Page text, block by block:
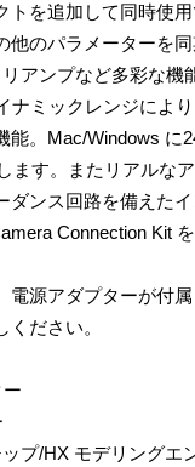
トを追加して同時使
他のパラメーターを同
アンプなど多彩な機
ナミックレンジによ
能。Mac/Windows に
ます。またリアルな
ダンス回路を備えた
Connection Kit
源アダプターが付属
ださい。
プ/HX モデリングエ